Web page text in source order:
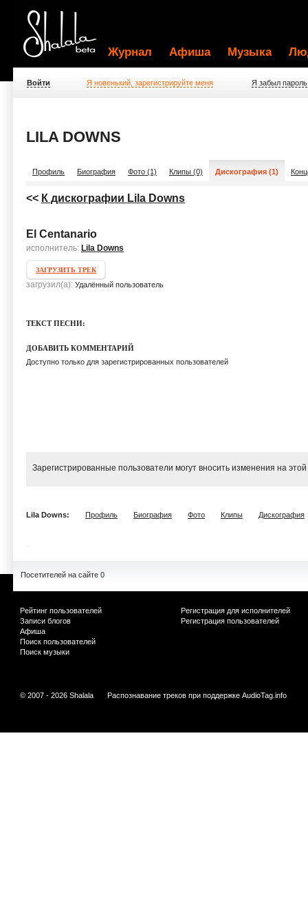
Журнал Афиша Музыка
Войти Я новенький, зарегистрируйте меня Я забыл пароль
LILA DOWNS
Профиль Биография Фото (1) Клипы (0) Дискография (1)
<< К дискографии Lila Downs
El Centanario
исполнитель: Lila Downs
ЗАГРУЗИТЬ ТРЕК
загрузил(а): Удалённый пользователь
ТЕКСТ ПЕСНИ:
ДОБАВИТЬ КОММЕНТАРИЙ
Доступно только для зарегистрированных пользователей
Зарегистрированные пользователи могут вносить изменения на
Lila Downs: Профиль Биография Фото Клипы Дискография
Посетителей на сайте 0
Рейтинг пользователей
Записи блогов
Афиша
Поиск пользователей
Поиск музыки
Регистрация для исполнителей
Регистрация пользователей
© 2007 - 2026 Shalala Распознавание треков при поддержке AudioTag.info